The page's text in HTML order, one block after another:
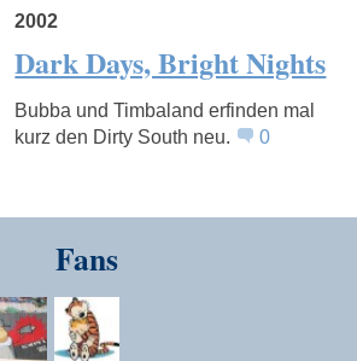
2002
Dark Days, Bright Nights
Bubba und Timbaland erfinden mal
kurz den Dirty South neu.
0
Fans